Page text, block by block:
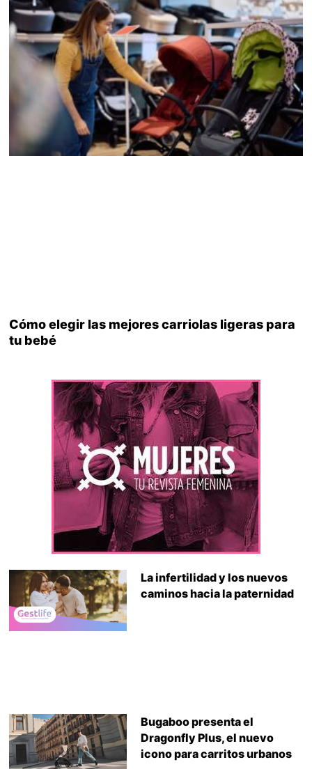
Cómo elegir las mejores carriolas ligeras para
tu bebé
La infertilidad y los nuevos
caminos hacia la paternidad
Bugaboo presenta el
Dragonfly Plus, el nuevo
icono para carritos urbanos